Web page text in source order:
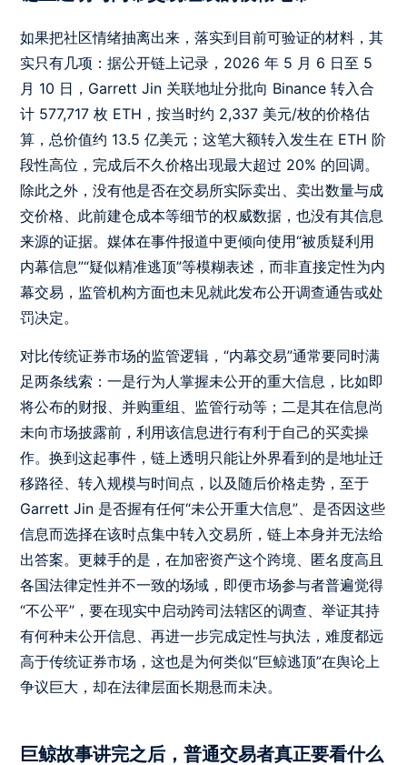
如果把社区情绪抽离出来，落实到目前可验证的材料，其
实只有几项：据公开链上记录，2026 年 5 月 6 日至 5
月 10 日，Garrett Jin 关联地址分批向 Binance 转入合
计 577,717 枚 ETH，按当时约 2,337 美元/枚的价格估
算，总价值约 13.5 亿美元；这笔大额转入发生在 ETH 阶
段性高位，完成后不久价格出现最大超过 20% 的回调。
除此之外，没有他是否在交易所实际卖出、卖出数量与成
交价格、此前建仓成本等细节的权威数据，也没有其信息
来源的证据。媒体在事件报道中更倾向使用“被质疑利用
内幕信息”“疑似精准逃顶”等模糊表述，而非直接定性为内
幕交易，监管机构方面也未见就此发布公开调查通告或处
罚决定。
对比传统证券市场的监管逻辑，“内幕交易”通常要同时满
足两条线索：一是行为人掌握未公开的重大信息，比如即
将公布的财报、并购重组、监管行动等；二是其在信息尚
未向市场披露前，利用该信息进行有利于自己的买卖操
作。换到这起事件，链上透明只能让外界看到的是地址迁
移路径、转入规模与时间点，以及随后价格走势，至于
Garrett Jin 是否握有任何“未公开重大信息”、是否因这些
信息而选择在该时点集中转入交易所，链上本身并无法给
出答案。更棘手的是，在加密资产这个跨境、匿名度高且
各国法律定性并不一致的场域，即便市场参与者普遍觉得
“不公平”，要在现实中启动跨司法辖区的调查、举证其持
有何种未公开信息、再进一步完成定性与执法，难度都远
高于传统证券市场，这也是为何类似“巨鲸逃顶”在舆论上
争议巨大，却在法律层面长期悬而未决。
巨鲸故事讲完之后，普通交易者真正要看什么